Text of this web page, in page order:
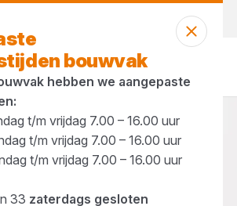
bouwvak
hebben we aangepaste
t/m vrijdag 7.00 – 16.00 uur
t/m vrijdag 7.00 – 16.00 uur
t/m vrijdag 7.00 – 16.00 uur
33 zaterdags gesloten